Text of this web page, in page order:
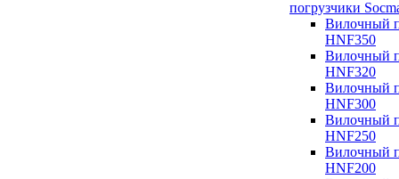
погрузчики
Вилочный
HNF350
Вилочный
HNF320
Вилочный
HNF300
Вилочный
HNF250
Вилочный
HNF200